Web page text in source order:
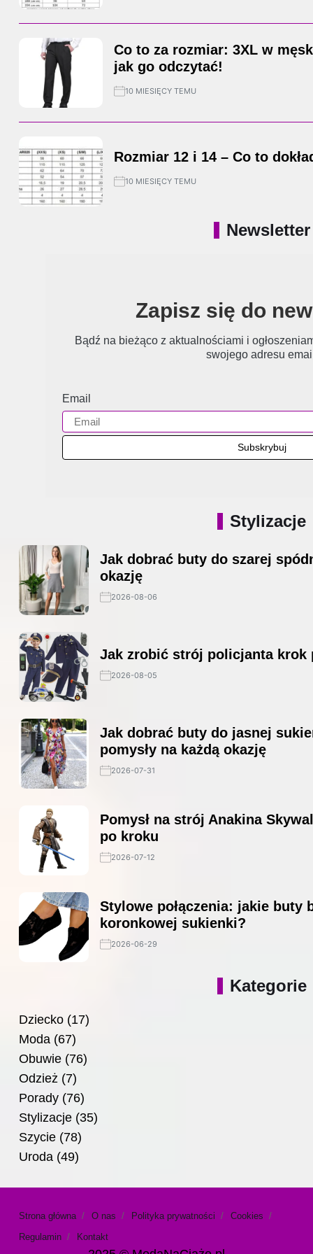
Co to za rozmiar: 3XL w
jak go odczytać!
10 MIESIĘCY TEMU
Rozmiar 12 i 14 – Co to
10 MIESIĘCY TEMU
Newsletter
Zapisz się do
Bądź na bieżąco z aktualnościami i
swojego adresu
Email
Stylizacje
Jak dobrać buty do szarej
okazję
2026-08-06
Jak zrobić strój policjanta krok
2026-08-05
Jak dobrać buty do jasnej
pomysły na każdą okazję
2026-07-31
Pomysł na strój Anakina
po kroku
2026-07-12
Stylowe połączenia: jakie buty
koronkowej sukienki?
2026-06-29
Kategorie
Dziecko (17)
Moda (67)
Obuwie (76)
Odzież (7)
Porady (76)
Stylizacje (35)
Szycie (78)
Uroda (49)
Strona główna O nas Polityka prywatności
Cookies
Regulamin
Kontakt